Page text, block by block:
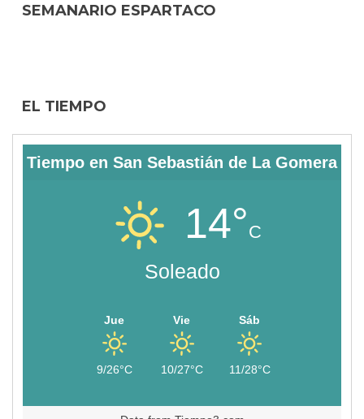
SEMANARIO ESPARTACO
EL TIEMPO
Tiempo en San Sebastián de La Gomera
14°C
Soleado
Jue
9/26°C
Vie
10/27°C
Sáb
11/28°C